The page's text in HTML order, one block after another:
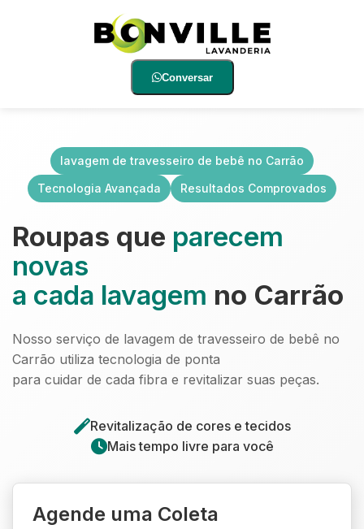
Conversar
lavagem de travesseiro de bebê no Carrão
Tecnologia Avançada
Resultados Comprovados
Roupas que parecem
novas
a cada lavagem no Carrão
Nosso serviço de lavagem de travesseiro de bebê no
Carrão utiliza tecnologia de ponta
para cuidar de cada fibra e revitalizar suas peças.
Revitalização de cores e tecidos
Mais tempo livre para você
Agende uma Coleta